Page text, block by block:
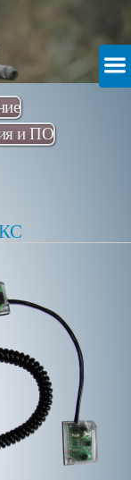
и ПО